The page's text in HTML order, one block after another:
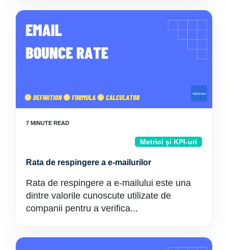
Metrici și KPI-uri
Rata de respingere a e-mailurilor
Rata de respingere a e-mailului este una
dintre valorile cunoscute utilizate de
companii pentru a verifica...